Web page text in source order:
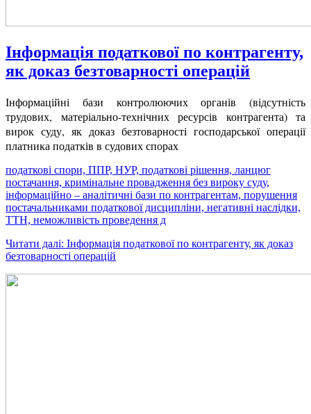
Інформація податкової по контрагенту,
як доказ безтоварності операцій
Інформаційні бази контролюючих органів (відсутність
трудових, матеріально-технічних ресурсів контрагента) та
вирок суду, як доказ безтоварності господарської операції
платника податків в судових спорах
податкові спори, ППР, НУР, податкові рішення, ланцюг
постачання, кримінальне провадження без вироку суду,
інформаційно – аналітичні бази по контрагентам, порушення
постачальниками податкової дисципліни, негативні наслідки,
ТТН, неможливість проведення д
Читати далі: Інформація податкової по контрагенту, як доказ
безтоварності операцій